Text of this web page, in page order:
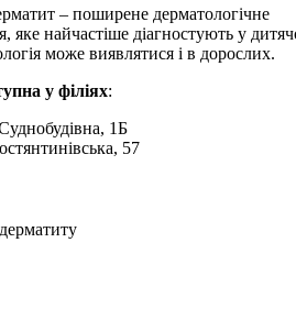
– поширене дерматологічне
яке найчастіше діагностують у
може виявлятися і в дорослих.
у філіях:
1Б
57